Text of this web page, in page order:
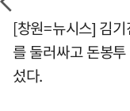
[창원=뉴시스] 김
를 둘러싸고 돈봉
섰다.